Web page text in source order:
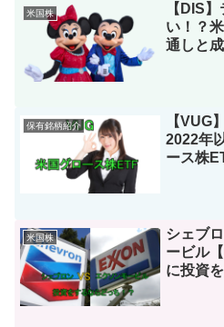
米国株
【DIS
い！？
通しと
保有銘柄紹介
【VUG
2022年
ース株
米国株
シェブ
ービル
に投資